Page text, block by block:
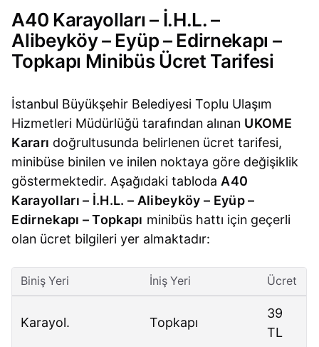
A40 Karayolları – İ.H.L. –
Alibeyköy – Eyüp – Edirnekapı –
Topkapı Minibüs Ücret Tarifesi
İstanbul Büyükşehir Belediyesi Toplu Ulaşım
Hizmetleri Müdürlüğü tarafından alınan UKOME
Kararı doğrultusunda belirlenen ücret tarifesi,
minibüse binilen ve inilen noktaya göre değişiklik
göstermektedir. Aşağıdaki tabloda A40
Karayolları – İ.H.L. – Alibeyköy – Eyüp –
Edirnekapı – Topkapı minibüs hattı için geçerli
olan ücret bilgileri yer almaktadır:
Biniş Yeri İniş Yeri Ücret
Karayol. Topkapı
39
TL